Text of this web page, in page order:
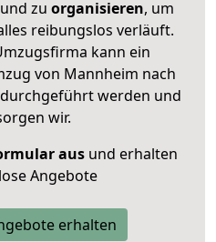
und zu organisieren, um
reibungslos verläuft.
kann ein
von Mannheim nach
werden und
wir.
ausund erhalten
Angebote
erhalten